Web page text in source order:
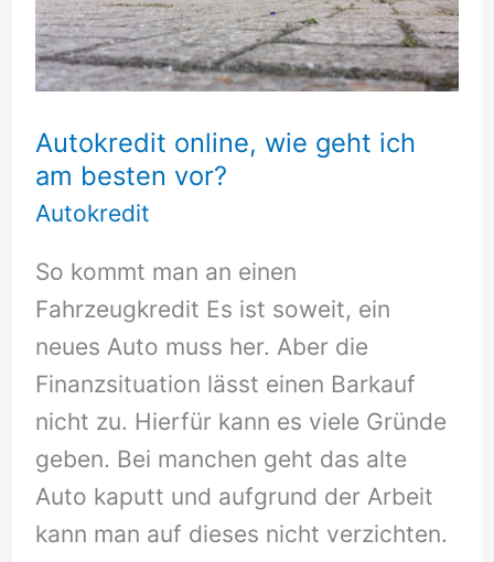
Autokredit online, wie geht ich
am besten vor?
Autokredit
So kommt man an einen
Fahrzeugkredit Es ist soweit, ein
neues Auto muss her. Aber die
Finanzsituation lässt einen Barkauf
nicht zu. Hierfür kann es viele Gründe
geben. Bei manchen geht das alte
Auto kaputt und aufgrund der Arbeit
kann man auf dieses nicht verzichten.